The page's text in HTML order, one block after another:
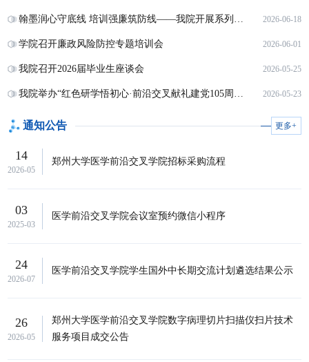
翰墨润心守底线 培训强廉筑防线——我院开展系列廉洁教育活动 2026-06-18
学院召开廉政风险防控专题培训会 2026-06-01
我院召开2026届毕业生座谈会 2026-05-25
我院举办“红色研学悟初心·前沿交叉献礼建党105周年”暨“文脉润心·史韵启智”心理健康教育月本研联合学生活动 2026-05-23
通知公告 更多+
14
2026-05
郑州大学医学前沿交叉学院招标采购流程
03
2025-03
医学前沿交叉学院会议室预约微信小程序
24
2026-07
医学前沿交叉学院学生国外中长期交流计划遴选结果公示
26
2026-05
郑州大学医学前沿交叉学院数字病理切片扫描仪扫片技术
服务项目成交公告